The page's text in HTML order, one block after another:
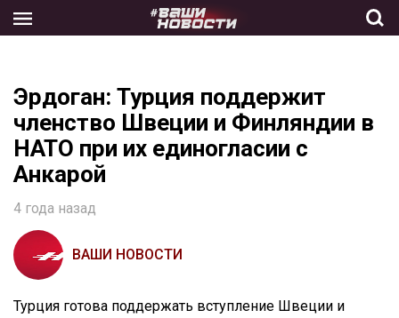
the
Эрдоган: Турция поддержит
членство Швеции и Финляндии в
НАТО при их единогласии с
Анкарой
4 года назад
ВАШИ НОВОСТИ
Турция готова поддержать вступление Швеции и